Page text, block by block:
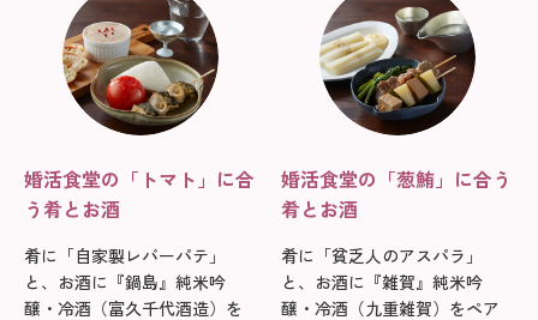
婚活食堂の「トマト」に合
う肴とお酒
肴に「自家製レバーパテ」
と、お酒に『鍋島』純米吟
醸・冷酒（富久千代酒造）を
婚活食堂の「葱鮪」に合う
肴とお酒
肴に「貧乏人のアスパラ」
と、お酒に『雑賀』純米吟
醸・冷酒（九重雑賀）をペア